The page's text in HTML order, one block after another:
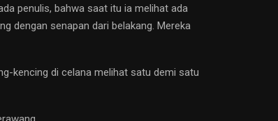
penulis, bahwa saat itu ia melihat ada
dengan senapan dari belakang. Mereka
kencing di celana melihat satu demi satu